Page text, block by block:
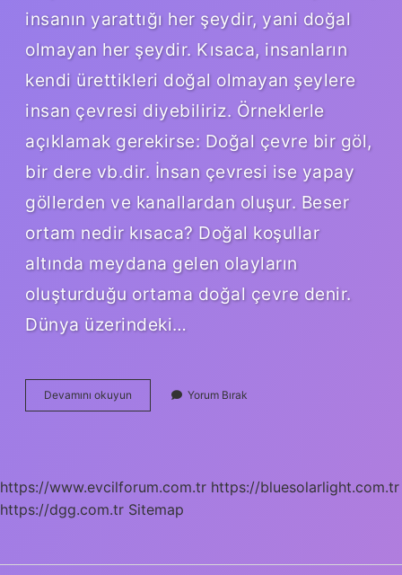
insanın yarattığı her şeydir, yani doğal
olmayan her şeydir. Kısaca, insanların
kendi ürettikleri doğal olmayan şeylere
insan çevresi diyebiliriz. Örneklerle
açıklamak gerekirse: Doğal çevre bir göl,
bir dere vb.dir. İnsan çevresi ise yapay
göllerden ve kanallardan oluşur. Beser
ortam nedir kısaca? Doğal koşullar
altında meydana gelen olayların
oluşturduğu ortama doğal çevre denir.
Dünya üzerindeki…
Devamını okuyun
Çevre
Yorum Bırak
https://www.evcilforum.com.tr https://bluesolarlight.com.tr
https://dgg.com.tr Sitemap